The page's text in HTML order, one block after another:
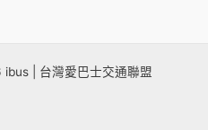
| 台灣愛巴士交通聯盟